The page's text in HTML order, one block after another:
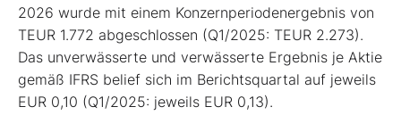
2026 wurde mit einem Konzernperiodenergebnis von
TEUR 1.772 abgeschlossen (Q1/2025: TEUR 2.273).
Das unverwässerte und verwässerte Ergebnis je Aktie
gemäß IFRS belief sich im Berichtsquartal auf jeweils
EUR 0,10 (Q1/2025: jeweils EUR 0,13).